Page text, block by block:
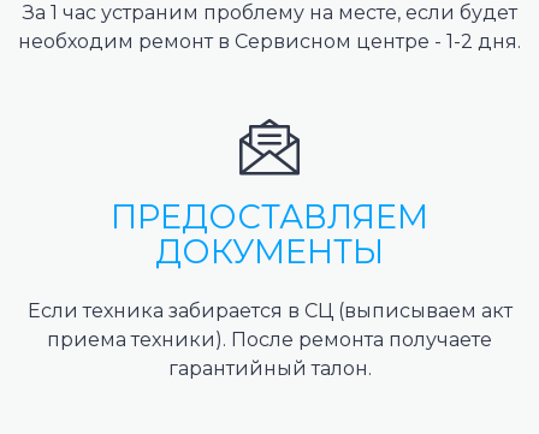
За 1 час устраним проблему на месте, если будет
необходим ремонт в Сервисном центре - 1-2 дня.
ПРЕДОСТАВЛЯЕМ
ДОКУМЕНТЫ
Если техника забирается в СЦ (выписываем акт
приема техники). После ремонта получаете
гарантийный талон.